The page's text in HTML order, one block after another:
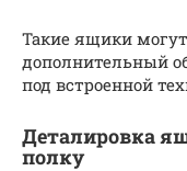
Такие ящики
дополнительный
под встроенной
Деталировка
полку